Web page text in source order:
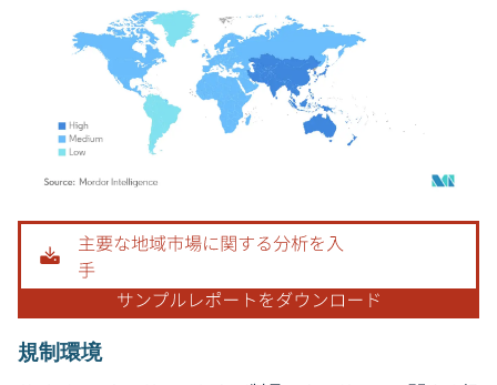
画像 © Mordor Intelligence。再利用にはCC BY 4.0の表示が必要です。
規制環境